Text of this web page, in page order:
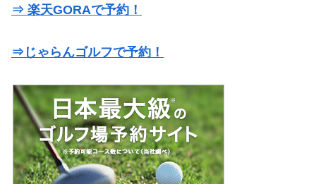
⇒ 楽天GORAで予約！
⇒じゃらんゴルフで予約！